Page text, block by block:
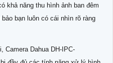
khả năng thu hình ảnh ban đêm
bạn luôn có cái nhìn rõ ràng
Camera Dahua DH-IPC-